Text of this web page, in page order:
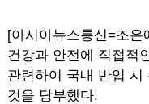
[아시아뉴스통신=조
건강과 안전에 직접적
관련하여 국내 반입
것을 당부했다.